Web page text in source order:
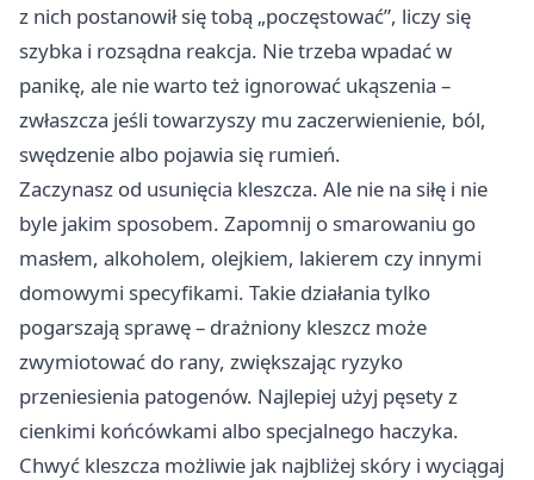
z nich postanowił się tobą „poczęstować”, liczy się
szybka i rozsądna reakcja. Nie trzeba wpadać w
panikę, ale nie warto też ignorować ukąszenia –
zwłaszcza jeśli towarzyszy mu zaczerwienienie, ból,
swędzenie albo pojawia się rumień.
Zaczynasz od usunięcia kleszcza. Ale nie na siłę i nie
byle jakim sposobem. Zapomnij o smarowaniu go
masłem, alkoholem, olejkiem, lakierem czy innymi
domowymi specyfikami. Takie działania tylko
pogarszają sprawę – drażniony kleszcz może
zwymiotować do rany, zwiększając ryzyko
przeniesienia patogenów. Najlepiej użyj pęsety z
cienkimi końcówkami albo specjalnego haczyka.
Chwyć kleszcza możliwie jak najbliżej skóry i wyciągaj